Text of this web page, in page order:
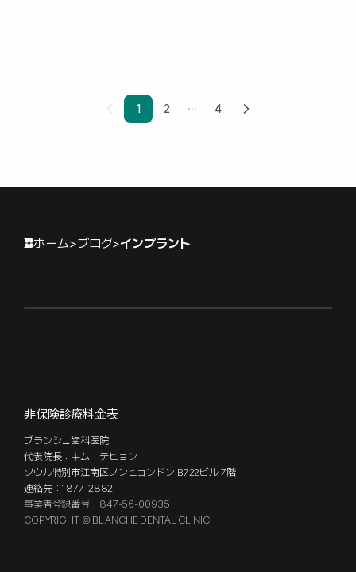
1 2 ··· 4
ホーム>ブログ>インプラント
非保険診療料金表
ブランシュ歯科医院
代表院長：キム・テヒョン
ソウル特別市江南区ノンヒョンドン B722ビル 7階
連絡先：1877-2882
事業者登録番号：847-56-00935
COPYRIGHT © BLANCHE DENTAL CLINIC